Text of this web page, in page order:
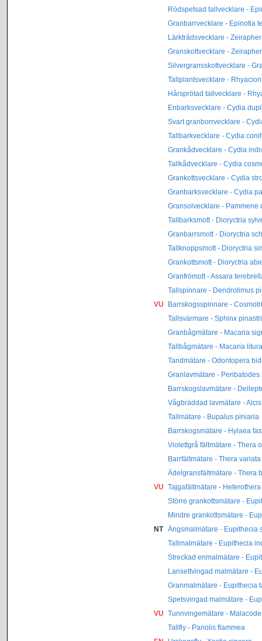
Rödspetsad tallvecklare -
Granbarrvecklare - Epinotia
Lärkträdsvecklare -
Granskottvecklare -
Silvergransskottvecklare -
Tallplantsvecklare -
Hårsprötad tallvecklare -
Enbarksvecklare - Cydia
Svart granborrvecklare -
Tallbarkvecklare - Cydia
Grankådvecklare - Cydia
Tallkådvecklare - Cydia
Grankottsvecklare - Cydia
Granbarksvecklare - Cydia
Gransolvecklare - Pammene
Tallbarksmott - Dioryctria
Granbarrsmott - Dioryctria
Tallknoppsmott - Dioryctria
Grankottsmott - Dioryctria
Granfrömott - Assara
Tallspinnare - Dendrolimus
VU
Barrskogsspinnare -
Tallsvärmare - Sphinx pinastri
Granbågmätare - Macaria
Tallbågmätare - Macaria
Tandmätare - Odontopera
Granlavmätare - Peribatodes
Barrskogslavmätare -
Vågbräddad lavmätare -
Tallmätare - Bupalus piniaria
Barrskogsmätare - Hylaea
Violettgrå fältmätare - Thera
Barrfältmätare - Thera variata
Ädelgransfältmätare - Thera
VU Tajgafältmätare -
Större grankottsmätare -
Mindre grankottsmätare -
NT
Ängsmalmätare - Eupithecia
Tallmalmätare - Eupithecia
Streckad enmalmätare -
Lansettvingad malmätare -
Granmalmätare - Eupithecia
Spetsvingad malmätare -
VU Tunnvingemätare -
Tallfly - Panolis flammea